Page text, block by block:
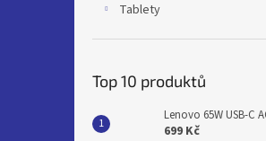
Tablety
Top 10 produktů
Lenovo 65W USB-C
699 Kč